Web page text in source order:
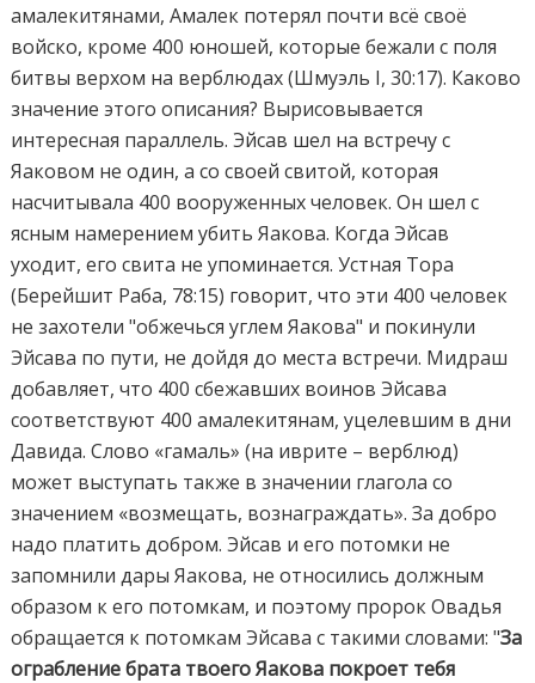
амалекитянами, Амалек потерял почти всё своё
войско, кроме 400 юношей, которые бежали с поля
битвы верхом на верблюдах (Шмуэль I, 30:17). Каково
значение этого описания? Вырисовывается
интересная параллель. Эйсав шел на встречу с
Яаковом не один, а со своей свитой, которая
насчитывала 400 вооруженных человек. Он шел с
ясным намерением убить Яакова. Когда Эйсав
уходит, его свита не упоминается. Устная Тора
(Берейшит Раба, 78:15) говорит, что эти 400 человек
не захотели "обжечься углем Яакова" и покинули
Эйсава по пути, не дойдя до места встречи. Мидраш
добавляет, что 400 сбежавших воинов Эйсава
соответствуют 400 амалекитянам, уцелевшим в дни
Давида. Слово «гамаль» (на иврите – верблюд)
может выступать также в значении глагола со
значением «возмещать, вознаграждать». За добро
надо платить добром. Эйсав и его потомки не
запомнили дары Яакова, не относились должным
образом к его потомкам, и поэтому пророк Овадья
обращается к потомкам Эйсава с такими словами: "За
ограбление брата твоего Яакова покроет тебя